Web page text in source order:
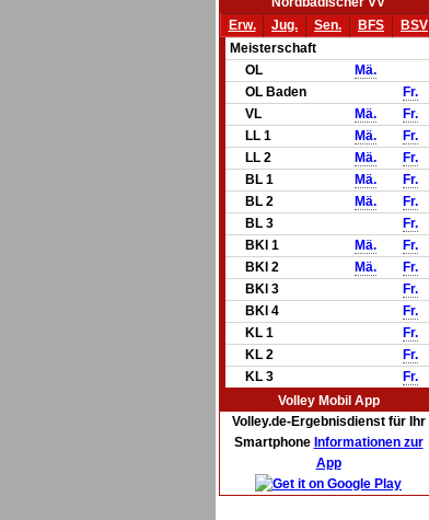
Erw.
Jug. Sen. BFS
BSV
Meisterschaft
OL
Mä.
OL Baden
Fr.
VL
Mä.
Fr.
LL 1
Mä.
Fr.
LL 2
Mä.
Fr.
BL 1
Mä.
Fr.
BL 2
Mä.
Fr.
BL 3
Fr.
BKl 1
Mä.
Fr.
BKl 2
Mä.
Fr.
BKl 3
Fr.
BKl 4
Fr.
KL 1
Fr.
KL 2
Fr.
KL 3
Fr.
Volley Mobil App
Volley.de-Ergebnisdienst für Ihr
Smartphone Informationen zur
App